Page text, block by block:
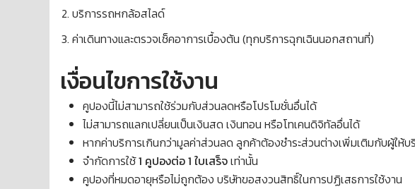
บริการรถหกล้อสไลด์
ค่าเดินทางและตรวจเช็คอาการเบื้องต้น (ทุกบริการฉุกเฉินนอกสถานที่)
เงื่อนไขการใช้งาน
คูปองนี้ไม่สามารถใช้ร่วมกับส่วนลดหรือโปรโมชั่นอื่นได้
ไม่สามารถแลกเปลี่ยนเป็นเงินสด เงินทอน หรือโทเคนดิจิทัลอื่นได้
หากค่าบริการเกินกว่ามูลค่าส่วนลด ลูกค้าต้องชำระส่วนต่างเพิ่มเติมกับผู้ให้บ
จำกัดการใช้1 คูปองต่อ 1 ใบเสร็จเท่านั้น
คูปองที่หมดอายุหรือไม่ถูกต้อง บริษัทขอสงวนสิทธิ์ในการปฏิเสธการใช้งาน